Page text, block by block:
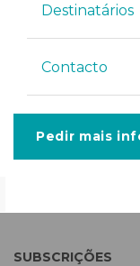
Destinatários
Contacto
Pedir mais
SUBSCRIÇÕES